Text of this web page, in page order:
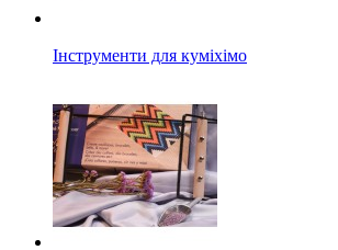
Інструменти для куміхімо